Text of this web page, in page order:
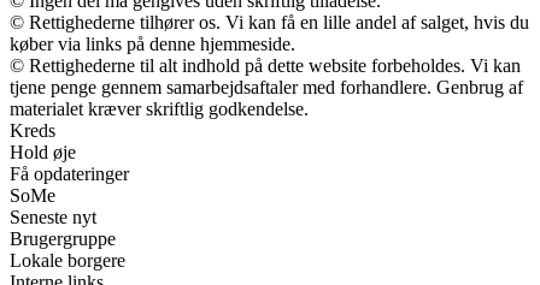
© Rettighederne tilhører os. Vi kan få en lille andel af salget, hvis du
køber via links på denne hjemmeside.
© Rettighederne til alt indhold på dette website forbeholdes. Vi kan
tjene penge gennem samarbejdsaftaler med forhandlere. Genbrug af
materialet kræver skriftlig godkendelse.
Kreds
Hold øje
Få opdateringer
SoMe
Seneste nyt
Brugergruppe
Lokale borgere